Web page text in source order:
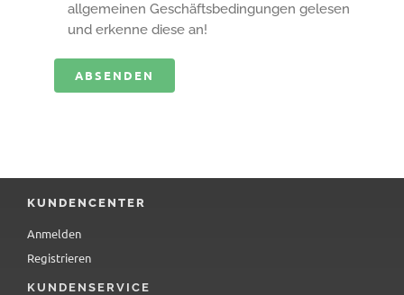
allgemeinen Geschäftsbedingungen gelesen
und erkenne diese an!
KUNDENCENTER
Anmelden
Registrieren
KUNDENSERVICE